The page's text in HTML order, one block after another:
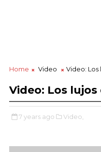
Home Video Video: Los
Video: Los
7 years ago Video,